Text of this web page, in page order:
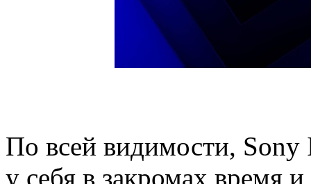
По всей видимости,
у себя в закромах время